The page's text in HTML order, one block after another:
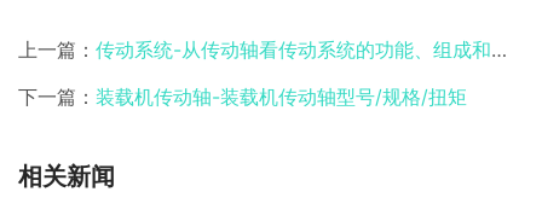
上一篇： 传动系统-从传动轴看传动系统的功能、组成和故障
下一篇： 装载机传动轴-装载机传动轴型号/规格/扭矩
相关新闻